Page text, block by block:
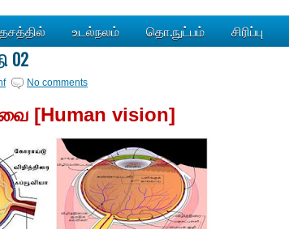
உடல்நலம் தொ.நுட்பம் சிரிப்பு
02
No comments
[Human vision]